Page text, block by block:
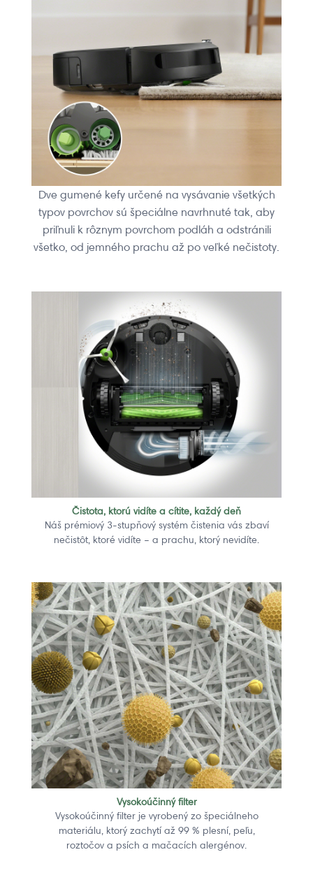
Dve gumené kefy určené na vysávanie všetkých
typov povrchov sú špeciálne navrhnuté tak, aby
priľnuli k rôznym povrchom podláh a odstránili
všetko, od jemného prachu až po veľké nečistoty.
Čistota, ktorú vidíte a cítite, každý deň
Náš prémiový 3-stupňový systém čistenia vás zbaví
nečistôt, ktoré vidíte – a prachu, ktorý nevidíte.
Vysokoúčinný filter
Vysokoúčinný filter je vyrobený zo špeciálneho
materiálu, ktorý zachytí až 99 % plesní, peľu,
roztočov a psích a mačacích alergénov.